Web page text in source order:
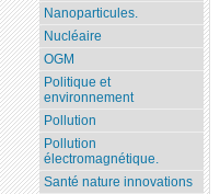
Nanoparticules.
Nucléaire
OGM
Politique et
environnement
Pollution
Pollution
électromagnétique.
Santé nature innovations